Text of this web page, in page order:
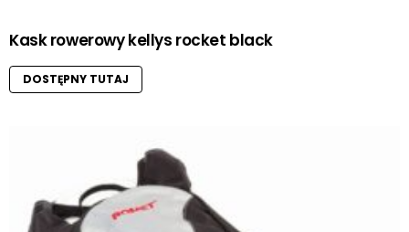
Kask rowerowy kellys rocket black
DOSTĘPNY TUTAJ